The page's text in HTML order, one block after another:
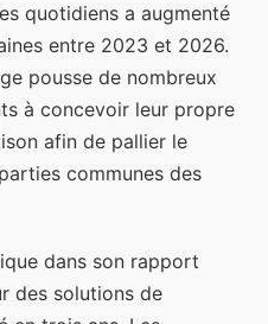
quotidiens a augmenté
entre 2023 et 2026.
pousse de nombreux
à concevoir leur propre
afin de pallier le
communes des
dans son rapport
des solutions de